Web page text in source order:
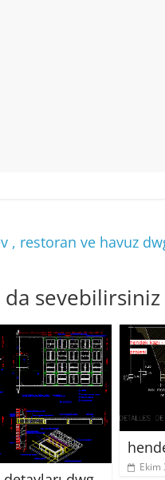
, restoran ve havuz
da sevebilirsiniz
Ekim